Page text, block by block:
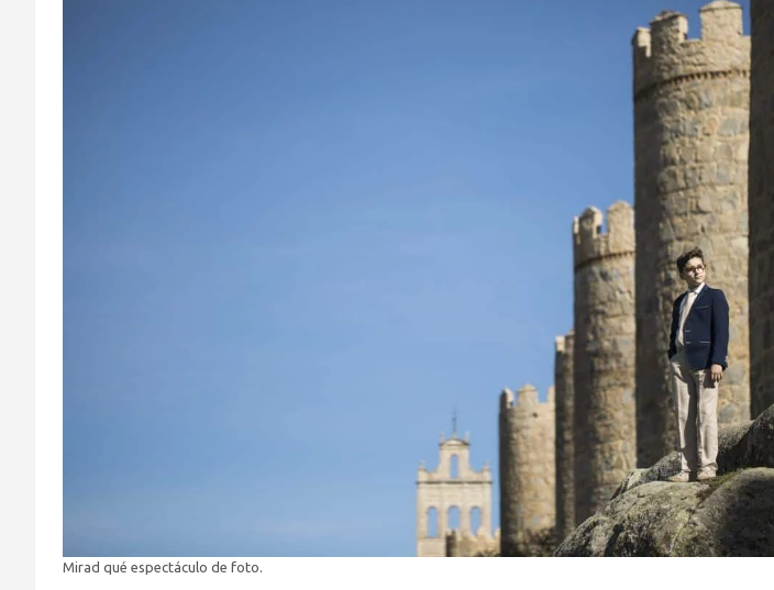
Mirad qué espectáculo de foto.